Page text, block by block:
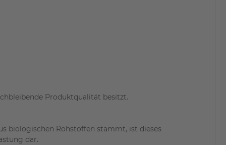
Produktqualität besitzt.
biologischen Rohstoffen stammt, ist dieses
dar.